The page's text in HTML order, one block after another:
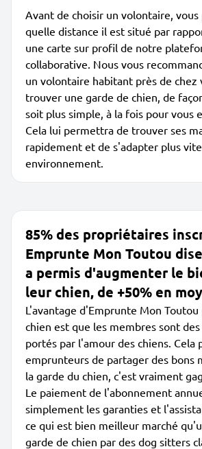
Avant de choisir un volontaire, vous
quelle distance il est situé par
une carte sur profil de notre
collaborative. Nous vous
un volontaire habitant près de chez
trouver une garde de chien, de
soit plus simple, à la fois pour vous
Cela lui permettra de trouver ses
rapidement et de s'adapter plus
environnement.
85% des propriétaires
Emprunte Mon Toutou
a permis d'augmenter le
leur chien, de +50% en
L'avantage d'Emprunte Mon
chien est que les membres sont
portés par l'amour des chiens. Cela
emprunteurs de partager des bons
la garde du chien, c'est vraiment
Le paiement de l'abonnement
simplement les garanties et
ce qui est bien meilleur marché
garde de chien par des dog sitters